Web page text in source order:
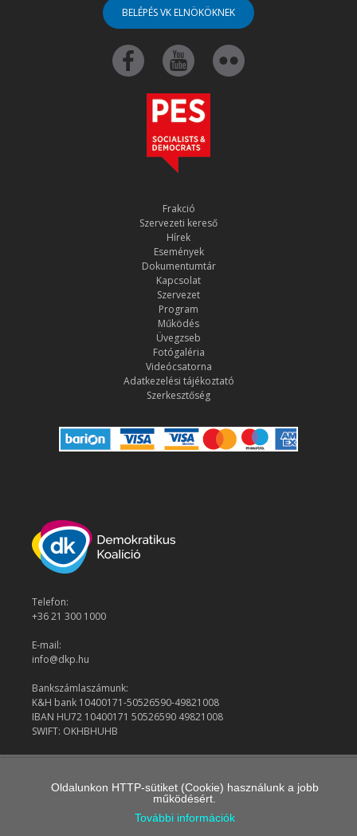
BELÉPÉS VK ELNÖKÖKNEK
Frakció
Szervezeti kereső
Hírek
Események
Dokumentumtár
Kapcsolat
Szervezet
Program
Működés
Üvegzseb
Fotógaléria
Videócsatorna
Adatkezelési tájékoztató
Szerkesztőség
Telefon:
+36 21 300 1000
E-mail:
info@dkp.hu
Bankszámlaszámunk:
K&H bank 10400171-50526590-49821008
IBAN HU72 10400171 50526590 49821008
SWIFT: OKHBHUHB
Oldalunkon HTTP-sütiket (Cookie) használunk a jobb
működésért.
További információk